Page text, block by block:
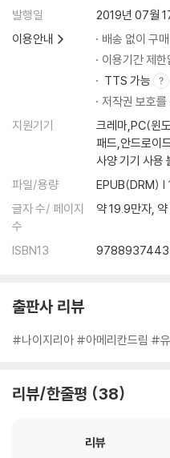
발행일
2019년 07월
이용안내
배송 없이 구
이용기간 제한
TTS 가능
저작권 보호를
지원기기
크레마,PC(윈
패드,안드로이
사양 기기 사
파일/용량
EPUB(DRM) |
글자 수/ 페이지
수
약 19.9만자,
ISBN13
출판사 리뷰
#나이지리아 #아메리칸드림 #
리뷰/한줄평 38
리뷰